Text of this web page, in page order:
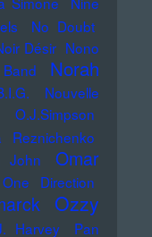
No Doubt
Désir Nono
Norah
Nouvelle
O.J.Simpson
Reznichenko
John
Omar
One Direction
Ozzy
Harvey Pan